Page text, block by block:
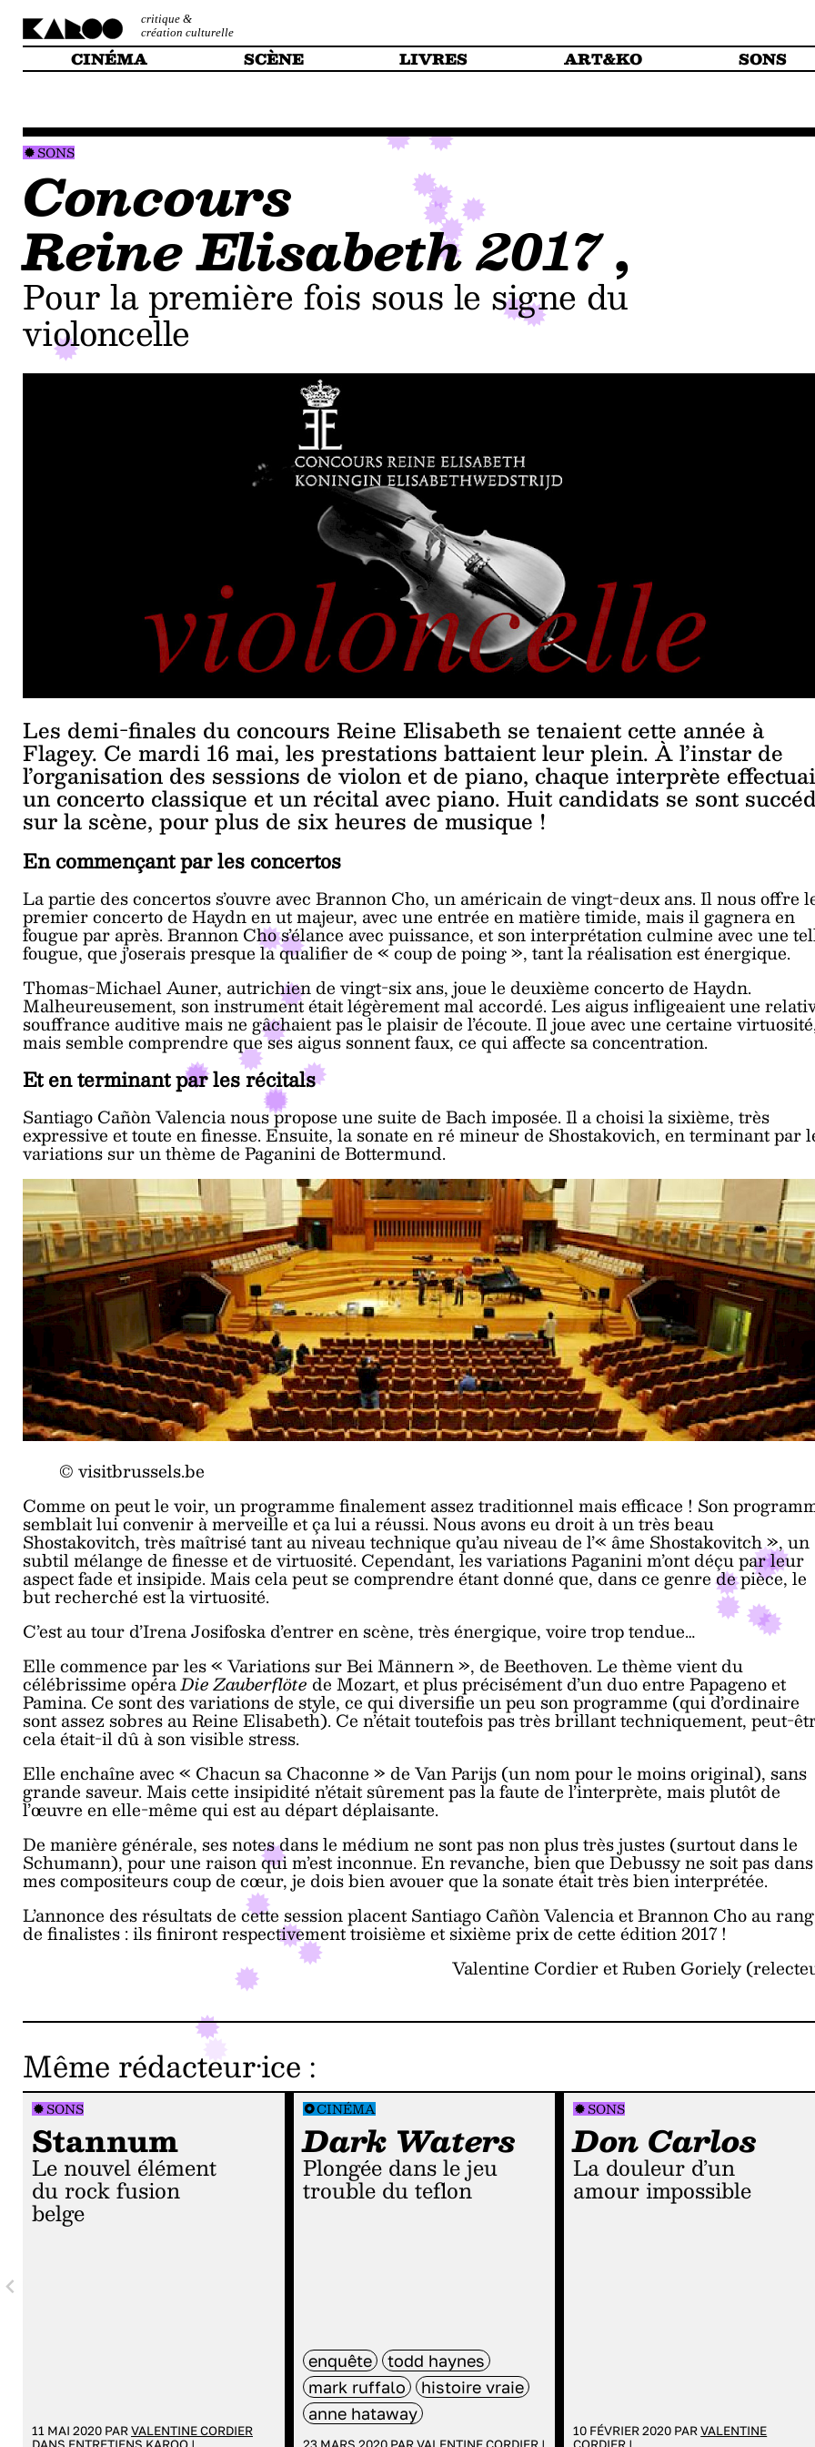
critique &
création culturelle
CINÉMA SCÈNE LIVRES ART&KO SONS
SONS
Concours
Reine Elisabeth 2017,
pour la première fois sous le signe du
violoncelle
Les demi-finales du concours Reine Elisabeth se tenaient cette année à
Flagey. Ce mardi 16 mai, les prestations battaient leur plein. À l’instar de
l’organisation des sessions de violon et de piano, chaque interprète
un concerto classique et un récital avec piano. Huit candidats se sont
sur la scène, pour plus de six heures de musique !
En commençant par les concertos
La partie des concertos s’ouvre avec Brannon Cho, un américain de vingt-deux ans. Il nous offre
premier concerto de Haydn en ut majeur, avec une entrée en matière timide, mais il gagnera en
fougue par après. Brannon Cho s’élance avec puissance, et son interprétation culmine avec une
fougue, que j’oserais presque la qualifier de « coup de poing », tant la réalisation est énergique.
Thomas-Michael Auner, autrichien de vingt-six ans, joue le deuxième concerto de Haydn.
Malheureusement, son instrument était légèrement mal accordé. Les aigus infligeaient une
souffrance auditive mais ne gâchaient pas le plaisir de l’écoute. Il joue avec une certaine
mais semble comprendre que ses aigus sonnent faux, ce qui affecte sa concentration.
Et en terminant par les récitals
Santiago Cañòn Valencia nous propose une suite de Bach imposée. Il a choisi la sixième, très
expressive et toute en finesse. Ensuite, la sonate en ré mineur de Shostakovich, en terminant par
variations sur un thème de Paganini de Bottermund.
© visitbrussels.be
Comme on peut le voir, un programme finalement assez traditionnel mais efficace ! Son
semblait lui convenir à merveille et ça lui a réussi. Nous avons eu droit à un très beau
Shostakovitch, très maîtrisé tant au niveau technique qu’au niveau de l’« âme Shostakovitch », un
subtil mélange de finesse et de virtuosité. Cependant, les variations Paganini m’ont déçu par leur
aspect fade et insipide. Mais cela peut se comprendre étant donné que, dans ce genre de pièce, le
but recherché est la virtuosité.
C’est au tour d’Irena Josifoska d’entrer en scène, très énergique, voire trop tendue…
Elle commence par les « Variations sur Bei Männern », de Beethoven. Le thème vient du
célébrissime opéraDie Zauberflöte de Mozart, et plus précisément d’un duo entre Papageno et
Pamina. Ce sont des variations de style, ce qui diversifie un peu son programme (qui d’ordinaire
sont assez sobres au Reine Elisabeth). Ce n’était toutefois pas très brillant techniquement, peut-
cela était-il dû à son visible stress.
Elle enchaîne avec « Chacun sa Chaconne » de Van Parijs (un nom pour le moins original), sans
grande saveur. Mais cette insipidité n’était sûrement pas la faute de l’interprète, mais plutôt de
l’œuvre en elle-même qui est au départ déplaisante.
De manière générale, ses notes dans le médium ne sont pas non plus très justes (surtout dans le
Schumann), pour une raison qui m’est inconnue. En revanche, bien que Debussy ne soit pas dans
mes compositeurs coup de cœur, je dois bien avouer que la sonate était très bien interprétée.
L’annonce des résultats de cette session placent Santiago Cañòn Valencia et Brannon Cho au rang
de finalistes : ils finiront respectivement troisième et sixième prix de cette édition 2017 !
Valentine Cordier et Ruben Goriely
Même rédacteur·ice :
SONS
Stannum
le nouvel élément
du rock fusion
belge
11 MAI 2020 PARVALENTINE CORDIER
DANS ENTRETIENS KAROO |
CINÉMA
Dark Waters
plongée dans le jeu
trouble du teflon
enquête
todd haynes
mark ruffalo
histoire vraie
anne hataway
23 MARS 2020 PARVALENTINE CORDIER|
SONS
Don Carlos
La douleur d’un
amour impossible
10 FÉVRIER 2020 PARVALENTINE
CORDIER |